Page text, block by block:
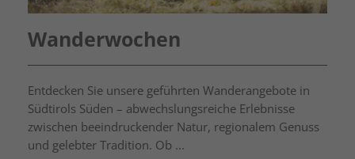
Wanderwochen
Entdecken Sie unsere geführten Wanderangebote in
Südtirols Süden – abwechslungsreiche Erlebnisse
zwischen beeindruckender Natur, regionalem Genuss
und gelebter Tradition. Ob ...